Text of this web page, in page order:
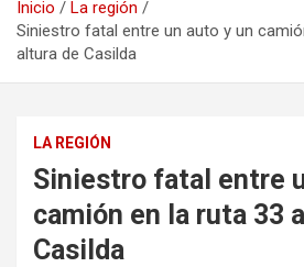
Inicio
La región
Siniestro fatal entre un auto y un
altura de Casilda
LA REGIÓN
Siniestro fatal entre
camión en la ruta 33
Casilda